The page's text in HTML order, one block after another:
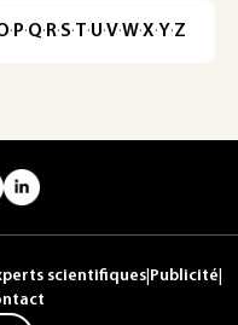
· P·Q· R·S·T·U·V·W·X·Y·Z
scientifiques Publicité